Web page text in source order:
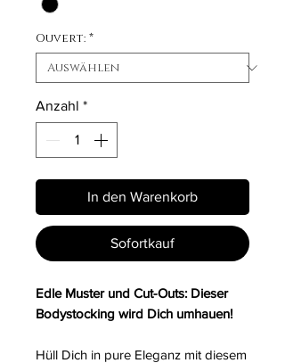
Ouvert: *
Anzahl *
In den Warenkorb
Sofortkauf
Edle Muster und Cut-Outs: Dieser
Bodystocking wird Dich umhauen!
Hüll Dich in pure Eleganz mit diesem